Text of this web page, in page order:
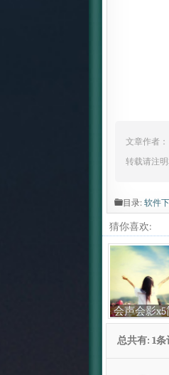
文章作者：
转载请注明
目录: 软件
猜你喜欢:
总共有: 1条